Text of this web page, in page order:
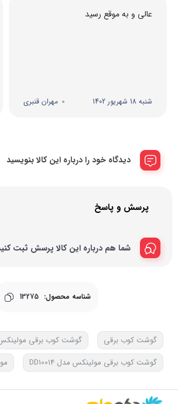
عالی و به موقع رسید
شنبه 18 شهریور 1402 مهران قنبری
دیدگاه خود را درباره این کالا بنویسید
پرسش و پاسخ
شما هم درباره این کالا پرسش ثبت
شناسه محصول: 13275
گوشت کوب برقی
گوشت کوب برقی
گوشت کوب برقی مولینکس مدل DD10014